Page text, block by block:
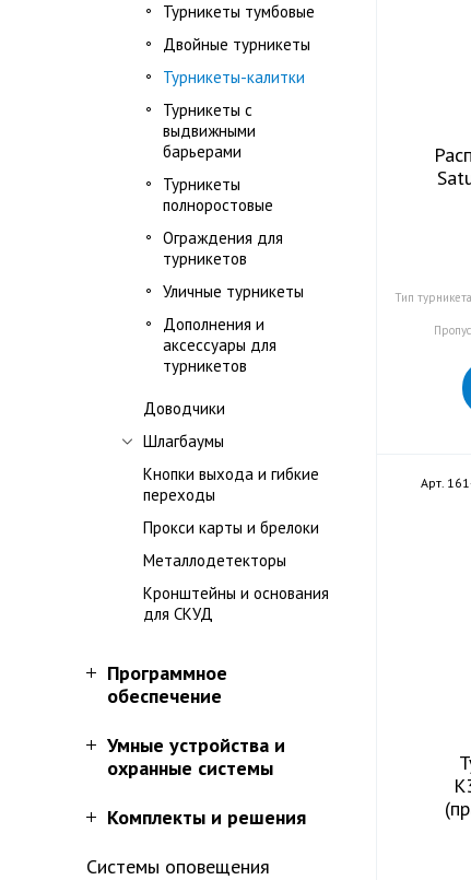
Турникеты тумбовые
Двойные турникеты
Турникеты-калитки
Турникеты с
выдвижными
барьерами
Турникеты
полноростовые
Ограждения для
турникетов
Уличные турникеты
Дополнения и
аксессуары для
турникетов
Доводчики
Шлагбаумы
Кнопки выхода и гибкие
переходы
Прокси карты и брелоки
Металлодетекторы
Кронштейны и основания
для СКУД
Программное
обеспечение
Умные устройства и
охранные системы
Комплекты и решения
Системы оповещения
Тип
Арт.